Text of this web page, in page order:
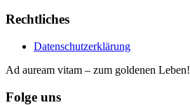
Rechtliches
Datenschutzerklärung
Ad auream vitam – zum goldenen Leben!
Folge uns